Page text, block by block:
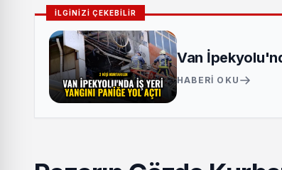
İLGİNİZİ ÇEKEBİLİR
Van
HABERI OKU